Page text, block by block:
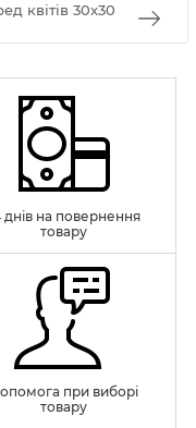
квітів 30х30
днів на повернення
товару
при виборі
товару